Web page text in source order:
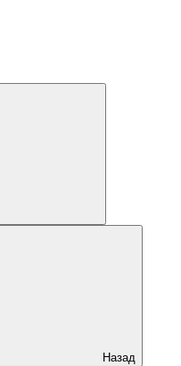
Назад